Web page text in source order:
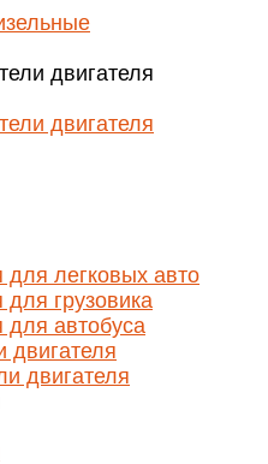
двигателя
двигателя
для легковых авто
для грузовика
для автобуса
двигателя
двигателя